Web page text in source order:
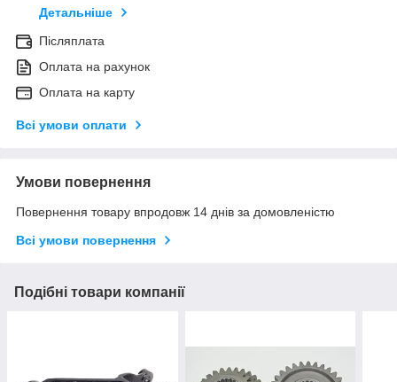
Детальніше
Післяплата
Оплата на рахунок
Оплата на карту
Всі умови оплати
Умови повернення
Повернення товару впродовж 14 днів за домовленістю
Всі умови повернення
Подібні товари компанії